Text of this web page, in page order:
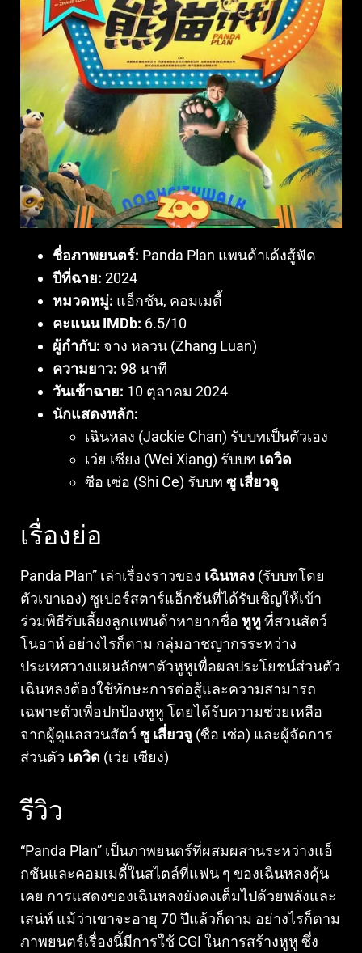
ชื่อภาพยนตร์: Panda Plan แพนด้าเด้งสู้ฟัด
ปีที่ฉาย: 2024
หมวดหมู่: แอ็กชัน, คอมเมดี้
คะแนน IMDb: 6.5/10
ผู้กำกับ: จาง หลวน (Zhang Luan)
ความยาว: 98 นาที
วันเข้าฉาย: 10 ตุลาคม 2024
นักแสดงหลัก:
เฉินหลง (Jackie Chan) รับบทเป็นตัวเอง
เว่ย เซียง (Wei Xiang) รับบท เดวิด
ซือ เซ่อ (Shi Ce) รับบท ซู เสี่ยวจู
เรื่องย่อ
Panda Plan” เล่าเรื่องราวของ เฉินหลง (รับบทโดย
ตัวเขาเอง) ซูเปอร์สตาร์แอ็กชันที่ได้รับเชิญให้เข้า
ร่วมพิธีรับเลี้ยงลูกแพนด้าหายากชื่อ หูหูที่สวนสัตว์
โนอาห์ อย่างไรก็ตาม กลุ่มอาชญากรระหว่าง
ประเทศวางแผนลักพาตัวหูหูเพื่อผลประโยชน์ส่วนตัว
เฉินหลงต้องใช้ทักษะการต่อสู้และความสามารถ
เฉพาะตัวเพื่อปกป้องหูหู โดยได้รับความช่วยเหลือ
จากผู้ดูแลสวนสัตว์ ซู เสี่ยวจู (ซือ เซ่อ) และผู้จัดการ
ส่วนตัว เดวิด (เว่ย เซียง)
รีวิว
“Panda Plan” เป็นภาพยนตร์ที่ผสมผสานระหว่างแอ็
กชันและคอมเมดี้ในสไตล์ที่แฟน ๆ ของเฉินหลงคุ้น
เคย การแสดงของเฉินหลงยังคงเต็มไปด้วยพลังและ
เสน่ห์ แม้ว่าเขาจะอายุ 70 ปีแล้วก็ตาม อย่างไรก็ตาม
ภาพยนตร์เรื่องนี้มีการใช้ CGI ในการสร้างหูหู ซึ่ง